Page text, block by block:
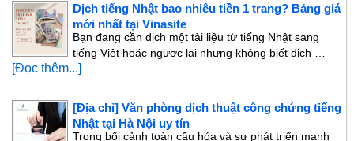
Dịch tiếng Nhật bao nhiêu tiền 1 trang? Bảng giá
mới nhất tại Vinasite
Bạn đang cần dịch một tài liệu từ tiếng Nhật sang
tiếng Việt hoặc ngược lại nhưng không biết dịch …
[Đọc thêm...]
[Địa chỉ] Văn phòng dịch thuật công chứng tiếng
Nhật tại Hà Nội uy tín
Trong bối cảnh toàn cầu hóa và sự phát triển mạnh